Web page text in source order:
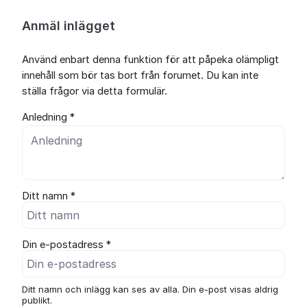
Anmäl inlägget
Använd enbart denna funktion för att påpeka olämpligt
innehåll som bör tas bort från forumet. Du kan inte
ställa frågor via detta formulär.
Anledning *
Ditt namn *
Din e-postadress *
Ditt namn och inlägg kan ses av alla. Din e-post visas aldrig
publikt.